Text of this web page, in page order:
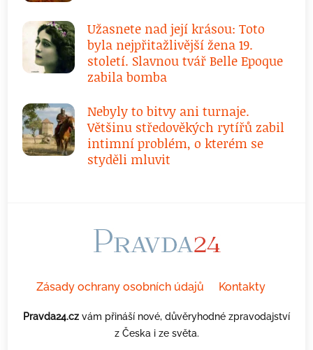
Užasnete nad její krásou: Toto
byla nejpřitažlivější žena 19.
století. Slavnou tvář Belle Epoque
zabila bomba
Nebyly to bitvy ani turnaje.
Většinu středověkých rytířů zabil
intimní problém, o kterém se
styděli mluvit
Zásady ochrany osobních údajů Kontakty
Pravda24.cz vám přináší nové, důvěryhodné zpravodajství
z Česka i ze světa.